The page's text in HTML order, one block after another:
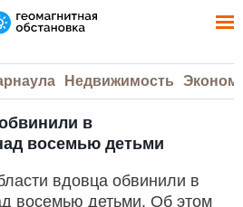
Недвижимость
в
восемью детьми
вдовца обвинили в
восемью детьми. Об этом